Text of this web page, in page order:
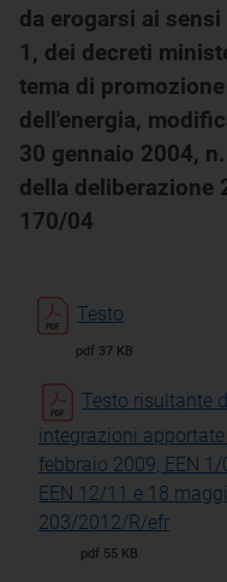
da erogarsi ai
1, dei decreti
tema di
dell'energia,
30 gennaio 2004,
della deliberazione
170/04
Testo
pdf 37 KB
Testo risultante
integrazioni
febbraio 2009, EEN
EEN 12/11 e 18
203/2012/R/efr
pdf 55 KB